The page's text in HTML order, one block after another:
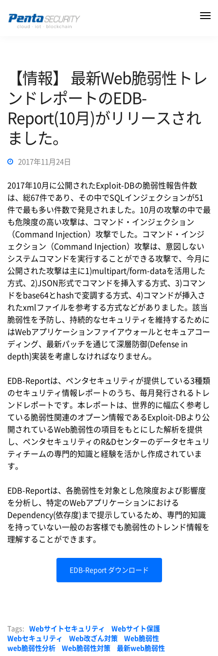
【情報】 最新Web脆弱性トレ
ンドレポートのEDB-
Report(10月)がリリースされ
ました。
2017年11月24日
2017年10月に公開されたExploit-DBの脆弱性報告件数
は、総67件であり、その中でSQLインジェクションが51
件で最も多い件数で発見されました。10月の攻撃の中で最
も危険度の高い攻撃は、コマンド・インジェクション
（Command Injection）攻撃でした。コマンド・インジ
ェクション（Command Injection）攻撃は、意図しない
システムコマンドを実行することができる攻撃で、今月に
公開された攻撃は主に1)multipart/form-dataを活用した
方式、2)JSON形式でコマンドを挿入する方式、3)コマン
ドをbase64とhashで変調する方式、4)コマンドが挿入さ
れたxmlファイルを参考する方式などがありました。該当
脆弱性を予防し、持続的なセキュリティを維持するために
はWebアプリケーションファイアウォールとセキュアコー
ディング、最新パッチを通じて深層防御(Defense in
depth)実装を考慮しなければなりません。
EDB-Reportは、ペンタセキュリティが提供している3種類
のセキュリティ情報レポートのうち、毎月発行されるトレ
ンドレポートです。本レポートは、世界的に幅広く参考し
ている脆弱性関連のオプーン情報であるExploit-DBより公
開されているWeb脆弱性の項目をもとにした解析を提供
し、ペンタセキュリティのR&Dセンターのデータセキュリ
ティチームの専門的知識と経験を活かし作成されていま
す。
EDB-Reportは、各脆弱性を対象とし危険度および影響度
を分析し、特定のWebアプリケーションにおける
Dependency(依存度)まで提示しているため、専門的知識
を持っていない一般のお客様でも脆弱性のトレンド情報を
理解することができます。
EDB-Report ダウンロード
Tags: Webサイトセキュリティ
Webサイト保護
Webセキュリティ
Web改ざん対策
Web脆弱性
web脆弱性分析
Web脆弱性対策 最新web脆弱性